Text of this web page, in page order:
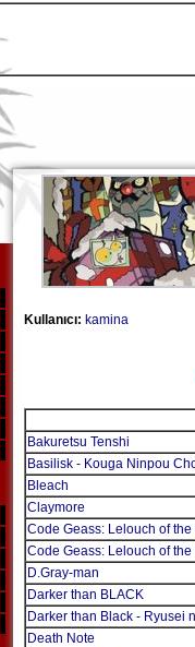
Kullanıcı: kamina
Bakuretsu Tenshi
Basilisk - Kouga Ninpou
Bleach
Claymore
Code Geass: Lelouch of
Code Geass: Lelouch of
D.Gray-man
Darker than BLACK
Darker than Black - Ryusei
Death Note